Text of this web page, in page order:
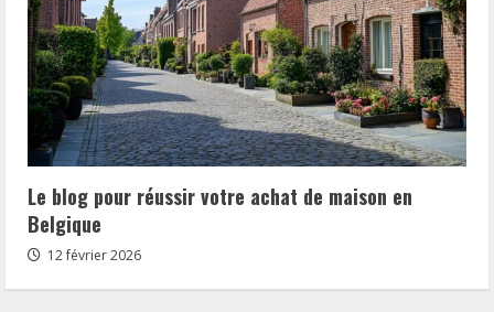
Le blog pour réussir votre achat de maison en
Belgique
12 février 2026